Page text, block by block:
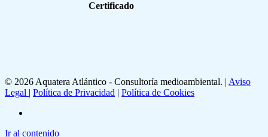
Certificado
© 2026 Aquatera Atlántico - Consultoría medioambiental. | Aviso
Legal | Política de Privacidad | Política de Cookies
Ir al contenido